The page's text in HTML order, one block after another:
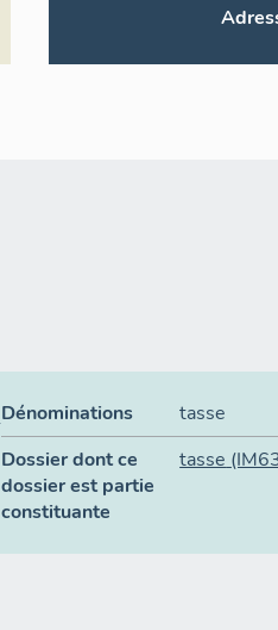
Dénominations
tasse
Dossier dont ce
dossier est partie
constituante
tasse